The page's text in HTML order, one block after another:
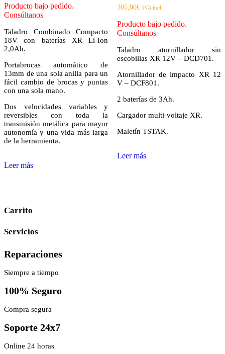
Producto bajo pedido.
Consúltanos
Taladro Combinado Compacto
18V con baterías XR Li-Ion
2,0Ah.
Portabrocas automático de
13mm de una sola anilla para un
fácil cambio de brocas y puntas
con una sola mano.
Dos velocidades variables y
reversibles con toda la
transmisión metálica para mayor
autonomía y una vida más larga
de la herramienta.
Leer más
305,00€ IVA incl.
Producto bajo pedido.
Consúltanos
Taladro atornillador sin
escobillas XR 12V – DCD701.
Atornillador de impacto XR 12
V – DCF801.
2 baterías de 3Ah.
Cargador multi-voltaje XR.
Maletín TSTAK.
Leer más
Carrito
Servicios
Reparaciones
Siempre a tiempo
100% Seguro
Compra segura
Soporte 24x7
Online 24 horas